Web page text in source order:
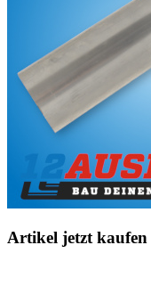
Artikel jetzt kaufen